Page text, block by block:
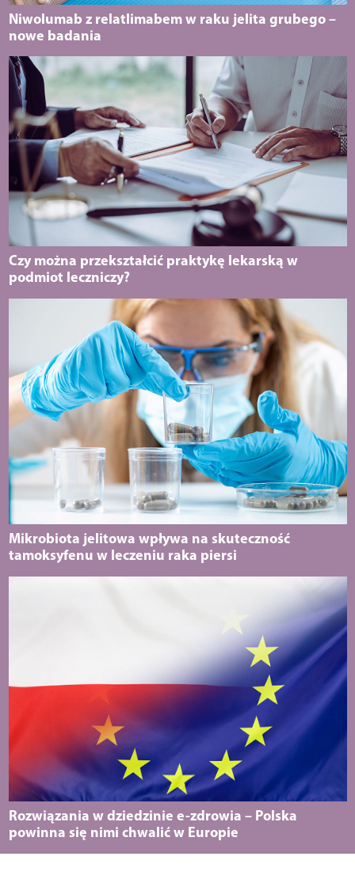
Niwolumab z relatlimabem w raku jelita grubego –
nowe badania
Czy można przekształcić praktykę lekarską w
podmiot leczniczy?
Mikrobiota jelitowa wpływa na skuteczność
tamoksyfenu w leczeniu raka piersi
Rozwiązania w dziedzinie e-zdrowia – Polska
powinna się nimi chwalić w Europie